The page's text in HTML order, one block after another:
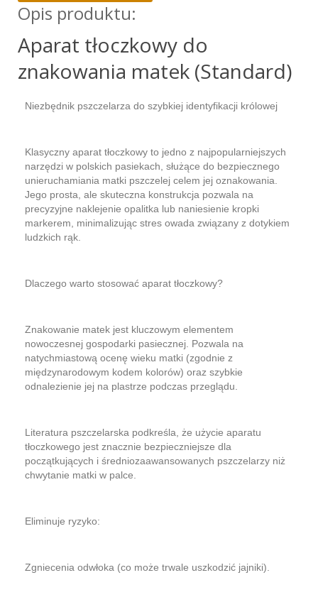
Opis produktu:
​Aparat tłoczkowy do
znakowania matek (Standard)
​Niezbędnik pszczelarza do szybkiej identyfikacji królowej
​Klasyczny aparat tłoczkowy to jedno z najpopularniejszych
narzędzi w polskich pasiekach, służące do bezpiecznego
unieruchamiania matki pszczelej celem jej oznakowania.
Jego prosta, ale skuteczna konstrukcja pozwala na
precyzyjne naklejenie opalitka lub naniesienie kropki
markerem, minimalizując stres owada związany z dotykiem
ludzkich rąk.
​Dlaczego warto stosować aparat tłoczkowy?
​Znakowanie matek jest kluczowym elementem
nowoczesnej gospodarki pasiecznej. Pozwala na
natychmiastową ocenę wieku matki (zgodnie z
międzynarodowym kodem kolorów) oraz szybkie
odnalezienie jej na plastrze podczas przeglądu.
Literatura pszczelarska podkreśla, że użycie aparatu
tłoczkowego jest znacznie bezpieczniejsze dla
początkujących i średniozaawansowanych pszczelarzy niż
chwytanie matki w palce.
Eliminuje ryzyko:
​Zgniecenia odwłoka (co może trwale uszkodzić jajniki).